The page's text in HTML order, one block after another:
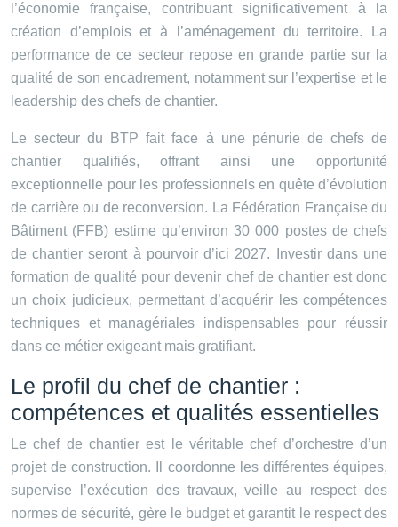
l’économie française, contribuant significativement à la
création d’emplois et à l’aménagement du territoire. La
performance de ce secteur repose en grande partie sur la
qualité de son encadrement, notamment sur l’expertise et le
leadership des chefs de chantier.
Le secteur du BTP fait face à une pénurie de chefs de
chantier qualifiés, offrant ainsi une opportunité
exceptionnelle pour les professionnels en quête d’évolution
de carrière ou de reconversion. La Fédération Française du
Bâtiment (FFB) estime qu’environ 30 000 postes de chefs
de chantier seront à pourvoir d’ici 2027. Investir dans une
formation de qualité pour devenir chef de chantier est donc
un choix judicieux, permettant d’acquérir les compétences
techniques et managériales indispensables pour réussir
dans ce métier exigeant mais gratifiant.
Le profil du chef de chantier :
compétences et qualités essentielles
Le chef de chantier est le véritable chef d’orchestre d’un
projet de construction. Il coordonne les différentes équipes,
supervise l’exécution des travaux, veille au respect des
normes de sécurité, gère le budget et garantit le respect des